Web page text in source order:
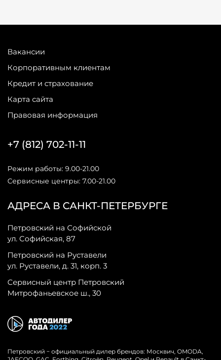
Вакансии
Корпоративным клиентам
Кредит и страхование
Карта сайта
Правовая информация
АДРЕСА В САНКТ-ПЕТЕРБУРГЕ
Петровский на Софийской
ул. Софийская, 87
Петровский на Руставели
ул. Руставели, д. 31, корп. 3
Сервисный центр Петровский
Митрофаньевское ш., 30
+7 (812) 702-11-11
Режим работы: 9.00-21.00
Сервисные центры: 7.00-21.00
Петровский − официальный дилер брендов: Москвич, OMODA,